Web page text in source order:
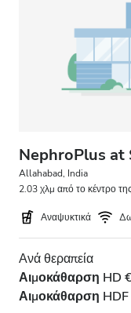
Ασθενείς με
Ασθενείς με
GHIC
Αναψυκτικά
Δωρεάν WiFi
Τηλεοπτικές
NephroPlus
Allahabad, India
2.03 χλμ από το κέντρο
Αναψυκτικά
Ανά θεραπεία
Αιμοκάθαρση HD
Αιμοκάθαρση